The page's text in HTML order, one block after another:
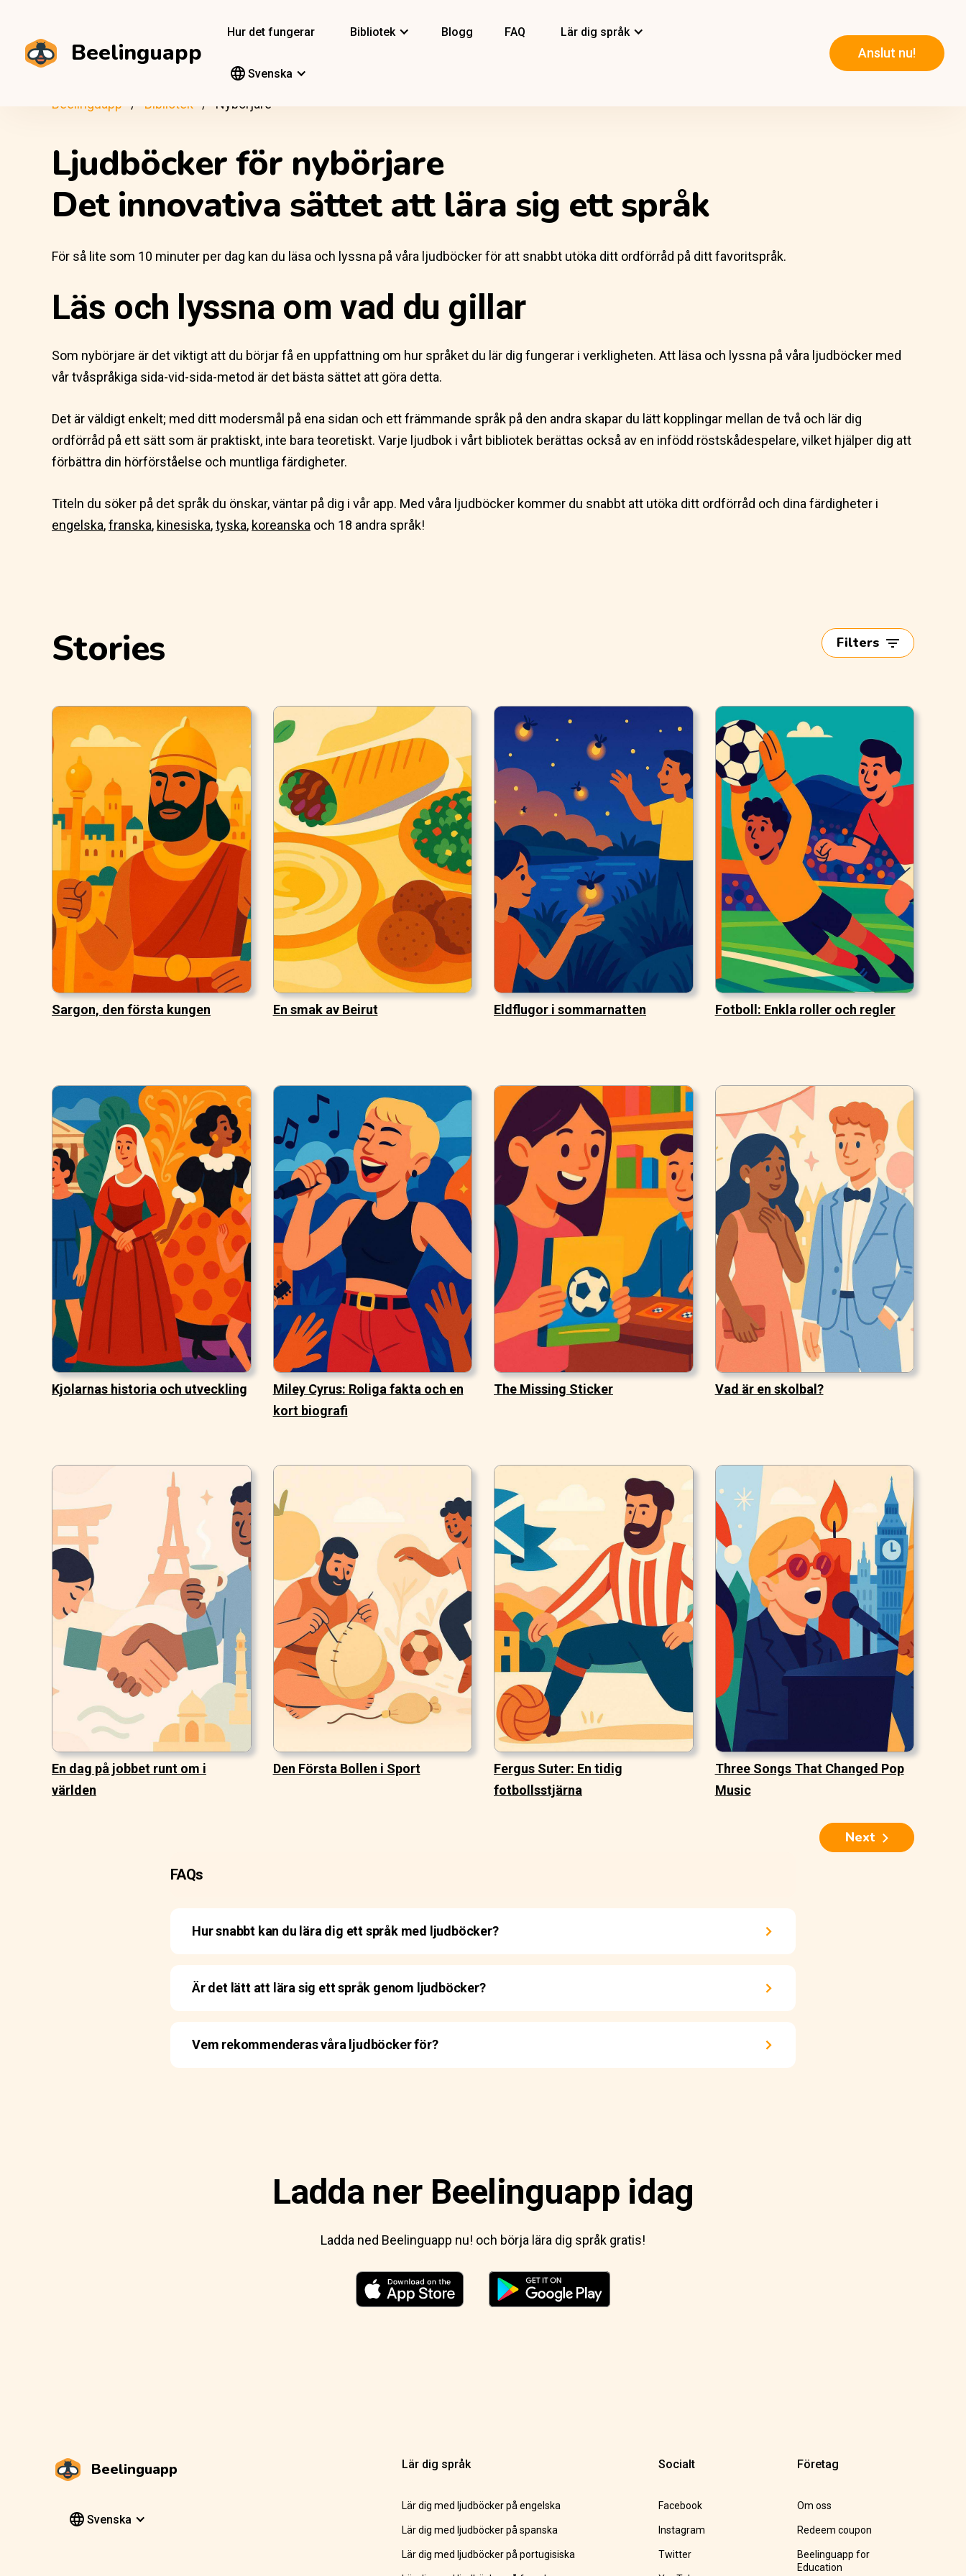
Beelinguapp
Hur det fungerar Bibliotek Blogg FAQ Lär dig språk
Svenska
Anslut nu!
Beelinguapp Bibliotek Nybörjare
Ljudböcker för nybörjare
Det innovativa sättet att lära sig ett språk
För så lite som 10 minuter per dag kan du läsa och lyssna på våra ljudböcker för att snabbt utöka ditt ordförråd på ditt favoritspråk.
Läs och lyssna om vad du gillar
Som nybörjare är det viktigt att du börjar få en uppfattning om hur språket du lär dig fungerar i verkligheten. Att läsa och lyssna på våra ljudböcker med
vår tvåspråkiga sida-vid-sida-metod är det bästa sättet att göra detta.
Det är väldigt enkelt; med ditt modersmål på ena sidan och ett främmande språk på den andra skapar du lätt kopplingar mellan de två och lär dig
ordförråd på ett sätt som är praktiskt, inte bara teoretiskt. Varje ljudbok i vårt bibliotek berättas också av en infödd röstskådespelare, vilket hjälper dig att
förbättra din hörförståelse och muntliga färdigheter.
Titeln du söker på det språk du önskar, väntar på dig i vår app. Med våra ljudböcker kommer du snabbt att utöka ditt ordförråd och dina färdigheter i
engelska,franska, kinesiska,tyska, koreanska och 18 andra språk!
Stories Filters
Sargon, den första kungen En smak av Beirut Eldflugor i sommarnatten Fotboll: Enkla roller och regler
Kjolarnas historia och utveckling
Miley Cyrus: Roliga fakta och en
kort biografi
The Missing Sticker Vad är en skolbal?
En dag på jobbet runt om i
världen
Den Första Bollen i Sport
Fergus Suter: En tidig
fotbollsstjärna
Three Songs That Changed Pop
Music
Next
FAQs
Hur snabbt kan du lära dig ett språk med ljudböcker?
Är det lätt att lära sig ett språk genom ljudböcker?
Vem rekommenderas våra ljudböcker för?
Ladda ner Beelinguapp idag
Ladda ned Beelinguapp nu! och börja lära dig språk gratis!
Beelinguapp
Svenska
Lär dig språk
Lär dig med ljudböcker på engelska
Lär dig med ljudböcker på spanska
Lär dig med ljudböcker på portugisiska
Socialt
Facebook
Instagram
Twitter
Företag
Om oss
Redeem coupon
Beelinguapp for
Education